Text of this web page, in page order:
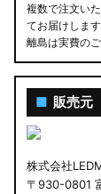
複数で注文い
てお届けします
離島は実費の
■ 販売元
株式会社
〒930-0801